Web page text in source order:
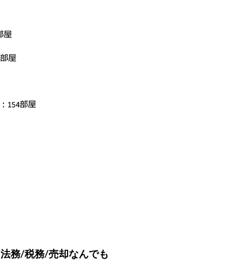
法務/税務/売却なんでも